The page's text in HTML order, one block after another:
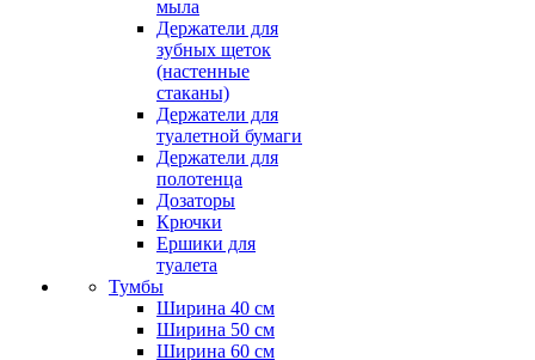
мыла
Держатели для
зубных щеток
(настенные
стаканы)
Держатели для
туалетной бумаги
Держатели для
полотенца
Дозаторы
Крючки
Ершики для
туалета
Тумбы
Ширина 40 см
Ширина 50 см
Ширина 60 см